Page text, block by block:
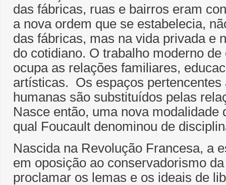
das fábricas, ruas e bairros eram
a nova ordem que se estabelecia,
das fábricas, mas na vida privada e
do cotidiano. O trabalho moderno
ocupa as relações familiares,
artísticas. Os espaços pertencentes
humanas são substituídos pelas
Nasce então, uma nova modalidade
qual Foucault denominou de
Nascida na Revolução Francesa, a
em oposição ao conservadorismo
proclamar os lemas e os ideais de